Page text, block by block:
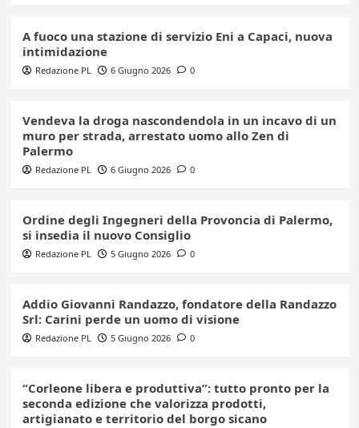
A fuoco una stazione di servizio Eni a Capaci, nuova
intimidazione
Redazione PL 6 Giugno 2026 0
Vendeva la droga nascondendola in un incavo di un
muro per strada, arrestato uomo allo Zen di
Palermo
Redazione PL 6 Giugno 2026 0
Ordine degli Ingegneri della Provoncia di Palermo,
si insedia il nuovo Consiglio
Redazione PL 5 Giugno 2026 0
Addio Giovanni Randazzo, fondatore della Randazzo
Srl: Carini perde un uomo di visione
Redazione PL 5 Giugno 2026 0
“Corleone libera e produttiva”: tutto pronto per la
seconda edizione che valorizza prodotti,
artigianato e territorio del borgo sicano